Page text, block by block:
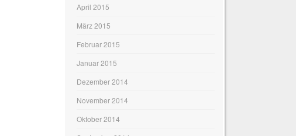
April 2015
März 2015
Februar 2015
Januar 2015
Dezember 2014
November 2014
Oktober 2014